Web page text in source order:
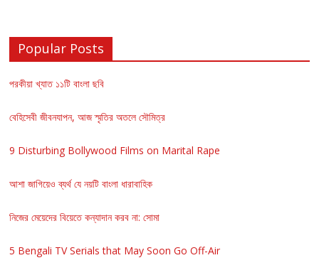
Popular Posts
পরকীয়া খ্যাত ১১টি বাংলা ছবি
বেহিসেবী জীবনযাপন, আজ স্মৃতির অতলে সৌমিত্র
9 Disturbing Bollywood Films on Marital Rape
আশা জাগিয়েও ব্যর্থ যে নয়টি বাংলা ধারাবাহিক
নিজের মেয়েদের বিয়েতে কন্যাদান করব না: সোমা
5 Bengali TV Serials that May Soon Go Off-Air